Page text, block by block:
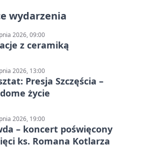
wydarzenia
2026, 09:00
z ceramiką
2026, 13:00
Presja Szczęścia –
życie
2026, 19:00
– koncert poświęcony
ks. Romana Kotlarza